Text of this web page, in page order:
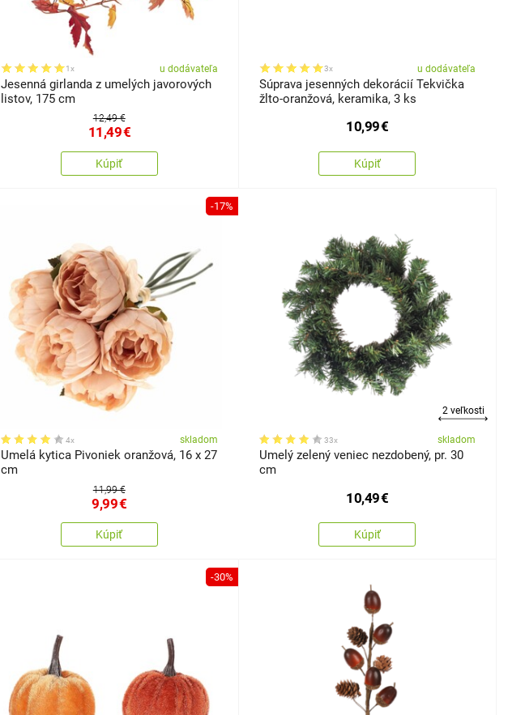
1x u dodávateľa
Jesenná girlanda z umelých javorových
listov, 175 cm
12,49 €
11,49€
Kúpiť
3x u dodávateľa
Súprava jesenných dekorácií Tekvička
žlto-oranžová, keramika, 3 ks
10,99€
Kúpiť
-17%
4x skladom
Umelá kytica Pivoniek oranžová, 16 x 27
cm
11,99 €
9,99€
Kúpiť
2 veľkosti
33x skladom
Umelý zelený veniec nezdobený, pr. 30
cm
10,49€
Kúpiť
-30%